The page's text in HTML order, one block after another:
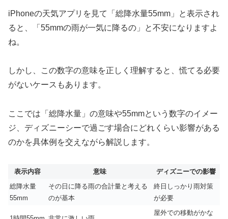
iPhoneの天気アプリを見て「総降水量55mm」と表示され
ると、「55mmの雨が一気に降るの」と不安になりますよ
ね。
しかし、この数字の意味を正しく理解すると、慌てる必要
がないケースもあります。
ここでは「総降水量」の意味や55mmという数字のイメー
ジ、ディズニーシーで過ごす場合にどれくらい影響がある
のかを具体例を交えながら解説します。
表示内容 意味
ディズニーでの影響
総降水量
55mm
その日に降る雨の合計量と考える
のが基本
終日しっかり雨対策
が必要
屋外での移動がかな